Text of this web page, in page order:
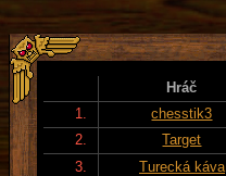
Hráč
1.
chesstik3
2.
Target
3.
Turecká káva